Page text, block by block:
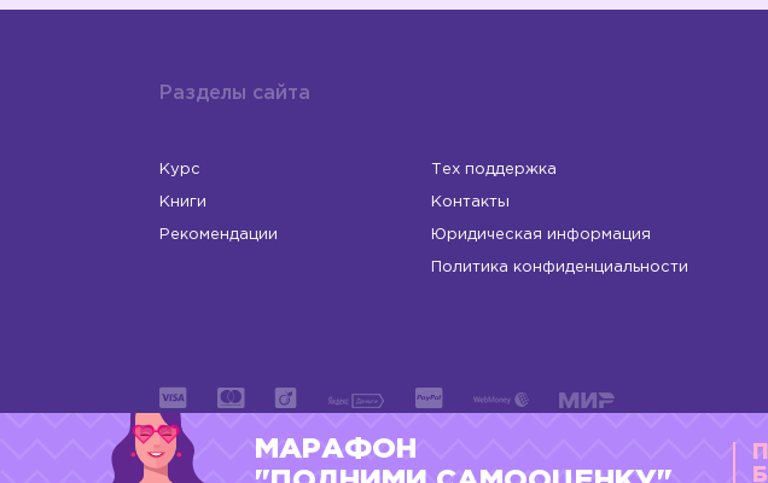
Разделы сайта
Курс
Книги
Рекомендации
Тех поддержка
Контакты
Юридическая информация
Политика конфиденциальности
ИП Левчук Людмила Николаевна
МАРАФОН